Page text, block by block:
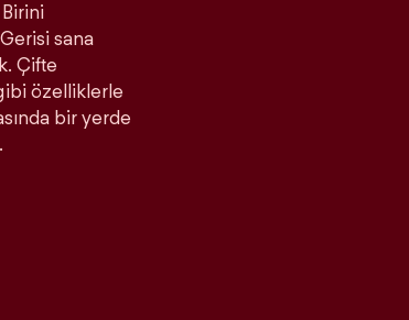
sana
Çifte
özelliklerle
bir yerde